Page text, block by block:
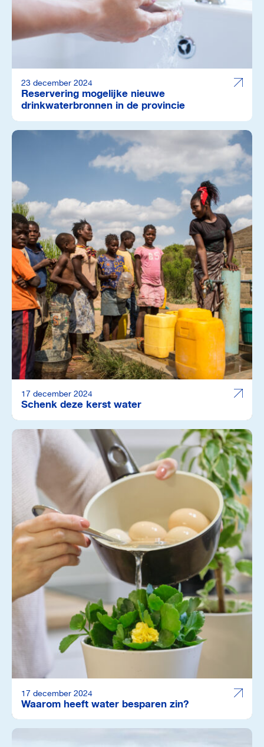
23 december 2024
Reservering mogelijke nieuwe
drinkwaterbronnen in de provincie
17 december 2024
Schenk deze kerst water
17 december 2024
Waarom heeft water besparen zin?